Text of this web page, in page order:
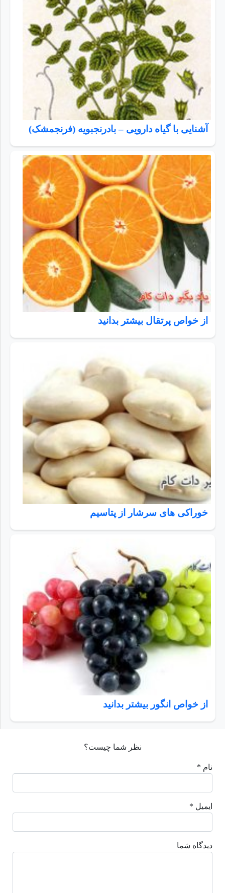
آشنایی با گیاه دارویی – بادرنجبویه (فرنجمشک)
از خواص پرتقال بیشتر بدانید
خوراکی های سرشار از پتاسیم
از خواص انگور بیشتر بدانید
نظر شما چیست؟
نام *
ایمیل *
دیدگاه شما